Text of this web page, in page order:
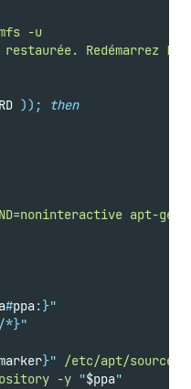
-u
Redémarrez
));
then
apt-get
#ppa:}"
*}"
}"
/etc/apt/
-y "$ppa"